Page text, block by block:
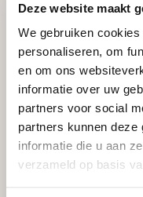
Deze website maakt
We gebruiken
personaliseren, om
en om ons
informatie over uw
partners voor social
partners kunnen deze
informatie die u aan
verzameld op basis
Glazen Schuifwanden
Schuifpui
Zipscreens
Aluminium Zijwanden
Accessoires
Losse Onderdelen